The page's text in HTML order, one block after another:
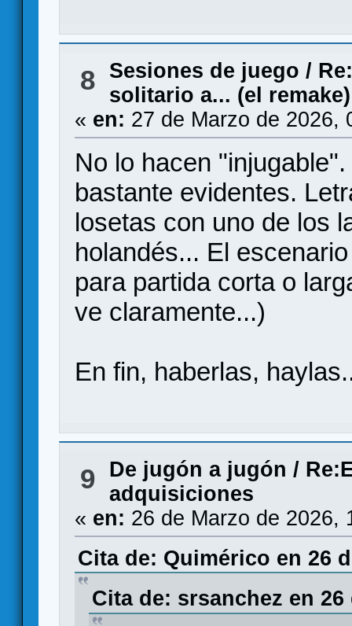
8 Sesiones de juego /
solitario a... (el remake)
« en: 27 de Marzo de 2026,
No lo hacen
bastante evidentes.
losetas con uno de los
holandés... El
para partida corta o
ve claramente...)
En fin, haberlas,
9 De jugón a jugón /
adquisiciones
« en: 26 de Marzo de 2026,
Cita de: Quimérico en 26
Cita de: srsanchez en 26